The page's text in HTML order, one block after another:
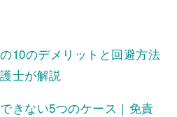
10のデメリットと回避方法
士が解説
きない5つのケース｜免責